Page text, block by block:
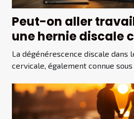
Peut-on aller
une hernie discale
La dégénérescence discale dans
cervicale, également connue sous